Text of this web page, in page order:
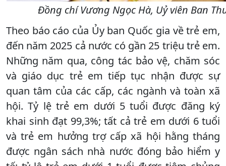
Đồng chí Vương Ngọc Hà, Uỷ viên Ban
Theo báo cáo của Ủy ban Quốc gia về trẻ em,
đến năm 2025 cả nước có gần 25 triệu trẻ em.
Những năm qua, công tác bảo vệ, chăm sóc
và giáo dục trẻ em tiếp tục nhận được sự
quan tâm của các cấp, các ngành và toàn xã
hội. Tỷ lệ trẻ em dưới 5 tuổi được đăng ký
khai sinh đạt 99,3%; tất cả trẻ em dưới 6 tuổi
và trẻ em hưởng trợ cấp xã hội hằng tháng
được ngân sách nhà nước đóng bảo hiểm y